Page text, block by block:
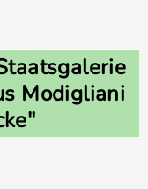
Modigliani